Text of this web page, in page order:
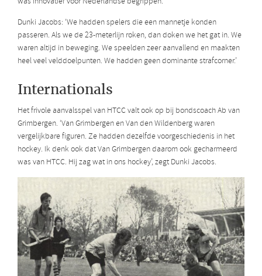
Dunki Jacobs: ‘We hadden spelers die een mannetje konden
passeren. Als we de 23-meterlijn roken, dan doken we het gat in. We
waren altijd in beweging. We speelden zeer aanvallend en maakten
heel veel velddoelpunten. We hadden geen dominante strafcorner.’
Internationals
Het frivole aanvalsspel van HTCC valt ook op bij bondscoach Ab van
Grimbergen. ‘Van Grimbergen en Van den Wildenberg waren
vergelijkbare figuren. Ze hadden dezelfde voorgeschiedenis in het
hockey. Ik denk ook dat Van Grimbergen daarom ook gecharmeerd
was van HTCC. Hij zag wat in ons hockey’, zegt Dunki Jacobs.